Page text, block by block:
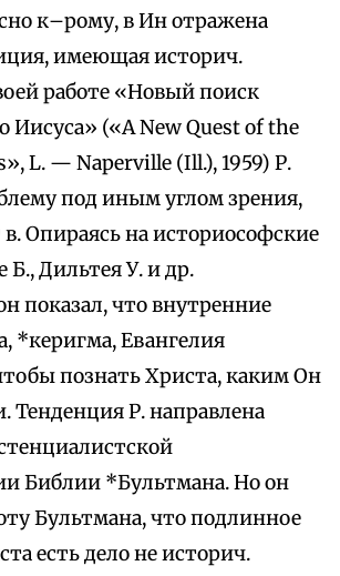
к–рому, в Ин отражена
имеющая историч.
работе «Hoвый поиск
Иисуса» («А New Quest of the
L. — Naperville (Ill.), 1959) Р.
под иным углом зрения,
Опираясь на историософские
Б., Дильтея У. и др.
показал, что внутренние
*керигма, Евангелия
познать Христа, каким Он
Тенденция Р. направлена
Библии *Бультмана. Но он
Бультмана, что подлинное
есть дело не историч.